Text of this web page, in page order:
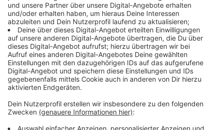
ein Taschenmesser sicher. In einem beschleunigten
Gerichtsverfahren wurden die beiden Ladendiebe nur
wenige Stunden später wegen Diebstahls mit einer
Waffe verurteilt.
Anzeige